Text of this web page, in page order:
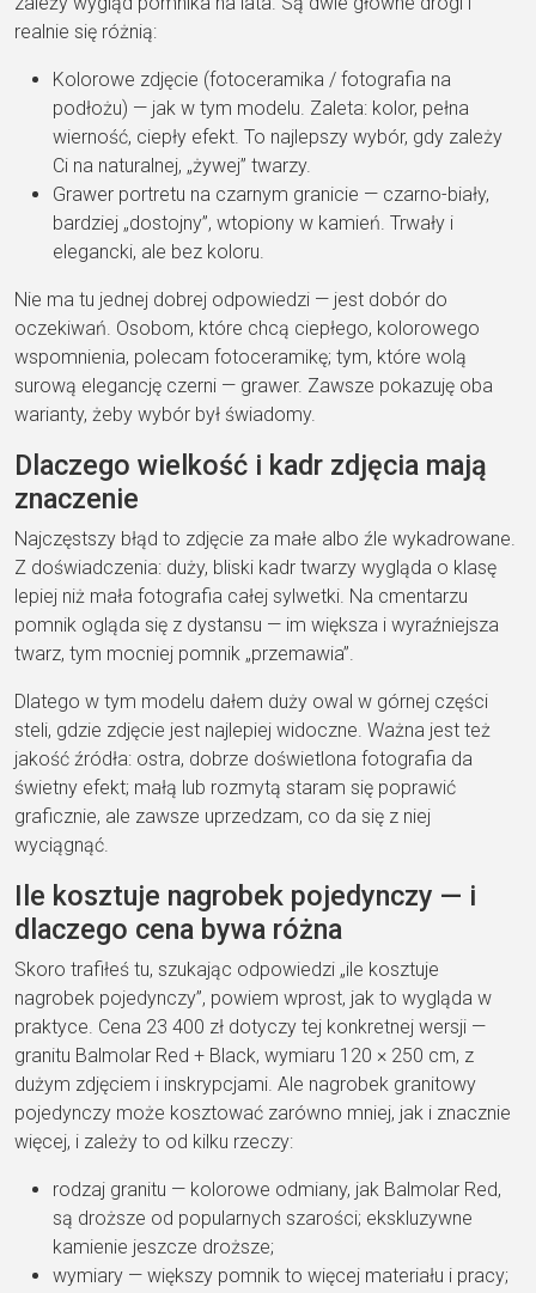
realnie się różnią:
Kolorowe zdjęcie (fotoceramika / fotografia na
podłożu) — jak w tym modelu. Zaleta: kolor, pełna
wierność, ciepły efekt. To najlepszy wybór, gdy zależy
Ci na naturalnej, „żywej” twarzy.
Grawer portretu na czarnym granicie — czarno-biały,
bardziej „dostojny”, wtopiony w kamień. Trwały i
elegancki, ale bez koloru.
Nie ma tu jednej dobrej odpowiedzi — jest dobór do
oczekiwań. Osobom, które chcą ciepłego, kolorowego
wspomnienia, polecam fotoceramikę; tym, które wolą
surową elegancję czerni — grawer. Zawsze pokazuję oba
warianty, żeby wybór był świadomy.
Dlaczego wielkość i kadr zdjęcia mają
znaczenie
Najczęstszy błąd to zdjęcie za małe albo źle wykadrowane.
Z doświadczenia: duży, bliski kadr twarzy wygląda o klasę
lepiej niż mała fotografia całej sylwetki. Na cmentarzu
pomnik ogląda się z dystansu — im większa i wyraźniejsza
twarz, tym mocniej pomnik „przemawia”.
Dlatego w tym modelu dałem duży owal w górnej części
steli, gdzie zdjęcie jest najlepiej widoczne. Ważna jest też
jakość źródła: ostra, dobrze doświetlona fotografia da
świetny efekt; małą lub rozmytą staram się poprawić
graficznie, ale zawsze uprzedzam, co da się z niej
wyciągnąć.
Ile kosztuje nagrobek pojedynczy — i
dlaczego cena bywa różna
Skoro trafiłeś tu, szukając odpowiedzi „ile kosztuje
nagrobek pojedynczy”, powiem wprost, jak to wygląda w
praktyce. Cena 23 400 zł dotyczy tej konkretnej wersji —
granitu Balmolar Red + Black, wymiaru 120 × 250 cm, z
dużym zdjęciem i inskrypcjami. Ale nagrobek granitowy
pojedynczy może kosztować zarówno mniej, jak i znacznie
więcej, i zależy to od kilku rzeczy:
rodzaj granitu — kolorowe odmiany, jak Balmolar Red,
są droższe od popularnych szarości; ekskluzywne
kamienie jeszcze droższe;
wymiary — większy pomnik to więcej materiału i pracy;